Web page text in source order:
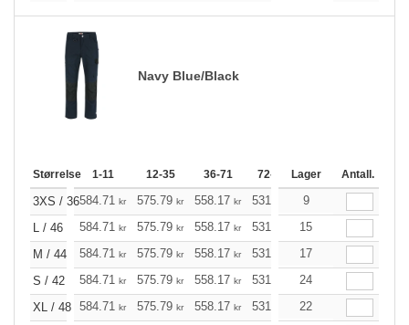
Navy Blue/Black
Størrelse 1-11 12-35 36-71 72-143 144-287
Lager Antall.
3XS / 36584.71 kr 575.79 kr 558.17 kr 531.52
9
L / 46
584.71 kr 575.79 kr 558.17 kr 531.52 504.98
15
M / 44
584.71 kr 575.79 kr 558.17 kr 531.52 504.98
17
S / 42
584.71 kr 575.79 kr 558.17 kr 531.52 504.98
24
XL / 48 584.71 kr 575.79 kr 558.17 kr 531.52 504.98
22